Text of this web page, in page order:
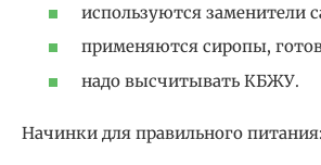
используются заменители
применяются сиропы,
надо высчитывать КБЖУ.
Начинки для правильного питания: